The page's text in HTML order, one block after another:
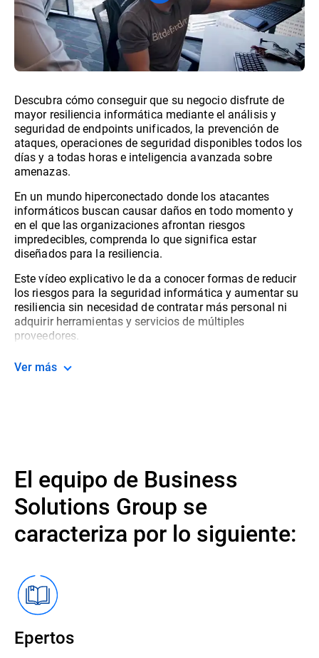
Descubra cómo conseguir que su negocio disfrute de
mayor resiliencia informática mediante el análisis y
seguridad de endpoints unificados, la prevención de
ataques, operaciones de seguridad disponibles todos los
días y a todas horas e inteligencia avanzada sobre
amenazas.
En un mundo hiperconectado donde los atacantes
informáticos buscan causar daños en todo momento y
en el que las organizaciones afrontan riesgos
impredecibles, comprenda lo que significa estar
diseñados para la resiliencia.
Este vídeo explicativo le da a conocer formas de reducir
los riesgos para la seguridad informática y aumentar su
resiliencia sin necesidad de contratar más personal ni
adquirir herramientas y servicios de múltiples
proveedores.
Ver más
El equipo de Business
Solutions Group se
caracteriza por lo siguiente:
Epertos